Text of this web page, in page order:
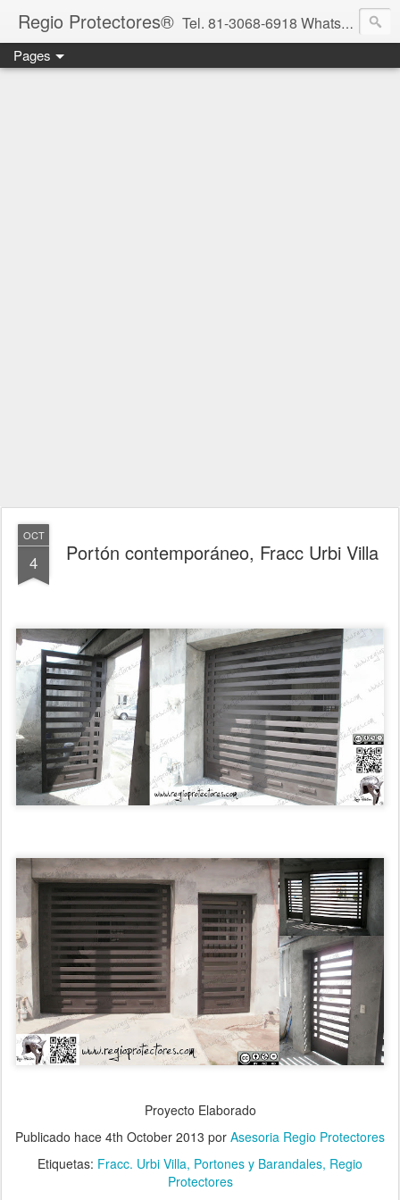
Regio Protectores® Tel. 81-3068-6918 WhatsApp 81-2636-2823 / 33-1145-3780 cotizacionregioprotectores@gmail.com / regioprotectores@gmail.com https://www.facebook.com/RegioProtectores/
Pages
OCT
4 Portón contemporáneo, Fracc Urbi Villa
Proyecto Elaborado
Publicado hace 4th October 2013 por Asesoria Regio Protectores
Etiquetas: Fracc. Urbi Villa Portones y Barandales Regio
Protectores